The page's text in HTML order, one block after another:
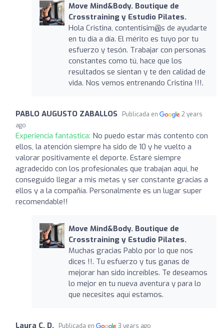
Move Mind&Body. Boutique de
Crosstraining y Estudio Pilates.
Hola Cristina, contentisim@s de ayudarte
en tu día a día. El mérito es tuyo por tu
esfuerzo y tesón. Trabajar con personas
constantes como tú, hace que los
resultados se sientan y te den calidad de
vida. Nos vemos entrenando Cristina !!!.
PABLO AUGUSTO ZABALLOS Publicada en
2 years
ago
Experiencia fantástica: No puedo estar más contento con
ellos, la atención siempre ha sido de 10 y he vuelto a
valorar positivamente el deporte. Estaré siempre
agradecido con los profesionales que trabajan aquí, he
conseguido llegar a mis metas y ser constante gracias a
ellos y a la compañía. Personalmente es un lugar super
recomendable!!
Move Mind&Body. Boutique de
Crosstraining y Estudio Pilates.
Muchas gracias Pablo por lo que nos
dices !!. Tu esfuerzo y tus ganas de
mejorar han sido increíbles. Te deseamos
lo mejor en tu nueva aventura y para lo
que necesites aquí estamos.
Laura C. D. Publicada en 3 years ago